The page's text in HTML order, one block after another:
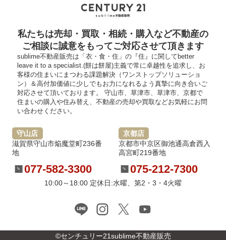
私たちは売却・買取・相続・購入など不動産の
ご相談に誠意をもってご対応させて頂きます
sublime不動産販売は「衣・食・住」の『住』に関してbetter
leave it to a specialist.(餅は餅屋)主義で常に卓越性を追求し、お
客様の住まいにまつわる課題解決（ワンストップソリューショ
ン）＆高付加価値に少しでもお力になれるよう真摯に向き合いご
対応させて頂いております。 守山市、草津市、草津市、京都で
住まいの購入や住み替え、不動産の売却や買取などお気軽にお問
い合わせください。
守山店
滋賀県守山市焔魔堂町236番
地
077-582-3300
京都店
京都市中京区御池通高倉西入
高宮町219番地
075-212-7300
10:00～18:00 定休日:水曜、第2・3・4火曜
©センチュリー21sublime不動産販売